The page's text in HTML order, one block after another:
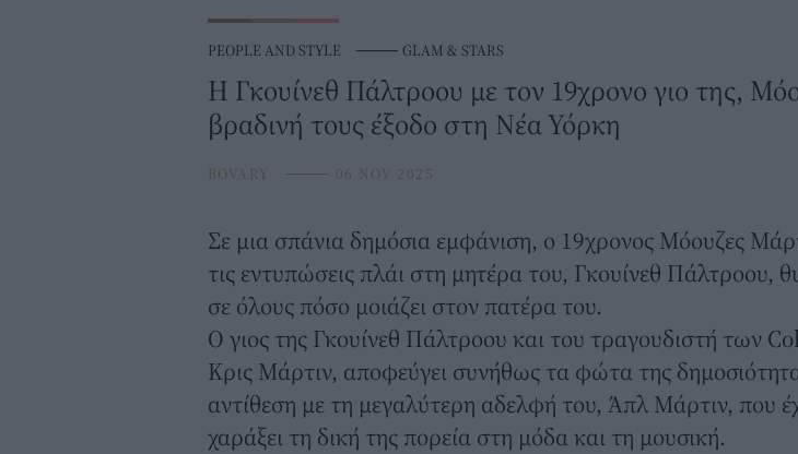
PEOPLE AND STYLE ⸻ GLAM & STARS
Η Γκουίνεθ Πάλτροου με τον 19χρονο γιο της,
βραδινή τους έξοδο στη Νέα Υόρκη
BOVARY ⸻ 06 NOV 2025
Σε μια σπάνια δημόσια εμφάνιση, ο 19χρονος Μόουζες
τις εντυπώσεις πλάι στη μητέρα του, Γκουίνεθ Πάλτροου,
σε όλους πόσο μοιάζει στον πατέρα του.
Ο γιος της Γκουίνεθ Πάλτροου και του τραγουδιστή των
Κρις Μάρτιν, αποφεύγει συνήθως τα φώτα της
αντίθεση με τη μεγαλύτερη αδελφή του, Άπλ Μάρτιν, που
χαράξει τη δική της πορεία στη μόδα και τη μουσική.